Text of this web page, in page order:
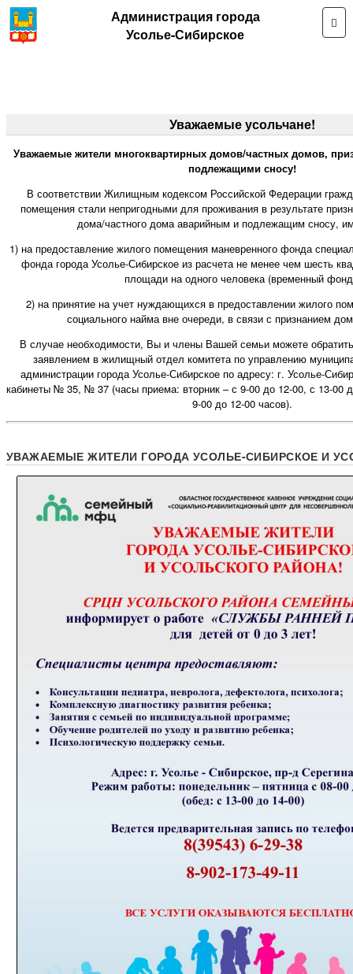
Администрация города
Усолье-Сибирское
Уважаемые усольчане!
Уважаемые жители многоквартирных домов/частных домов,
подлежащими сносу!
В соответствии Жилищным кодексом Российской Федерации
помещения стали непригодными для проживания в результате
дома/частного дома аварийным и подлежащим сносу,
1) на предоставление жилого помещения маневренного фонда
фонда города Усолье-Сибирское из расчета не менее чем шесть
площади на одного человека (временный
2) на принятие на учет нуждающихся в предоставлении жилого
социального найма вне очереди, в связи с признанием
В случае необходимости, Вы и члены Вашей семьи можете
заявлением в жилищный отдел комитета по управлению
администрации города Усолье-Сибирское по адресу: г. Усолье-
кабинеты № 35, № 37 (часы приема: вторник – с 9-00 до 12-00, с 13-00
9-00 до 12-00 часов).
УВАЖАЕМЫЕ ЖИТЕЛИ ГОРОДА УСОЛЬЕ-СИБИРСКОЕ И